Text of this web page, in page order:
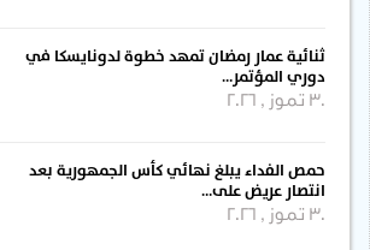
ثنائية عمار رمضان تمهد خطوة لدونايسكا في
دوري المؤتمر…
30 تموز , 2026
حمص الفداء يبلغ نهائي كأس الجمهورية بعد
انتصار عريض على…
30 تموز , 2026